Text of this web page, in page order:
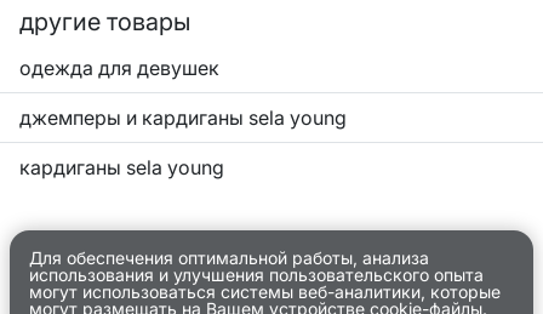
другие товары
одежда для девушек
джемперы и кардиганы sela young
кардиганы sela young
Для обеспечения оптимальной работы, анализа
использования и улучшения пользовательского опыта
могут использоваться системы веб-аналитики, которые
могут размещать на Вашем устройстве cookie-файлы.